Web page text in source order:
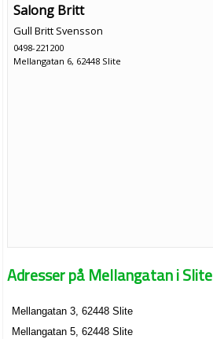
Salong Britt
Gull Britt Svensson
0498-221200
Mellangatan 6, 62448 Slite
Adresser på Mellangatan i Slite
Mellangatan 3, 62448 Slite
Mellangatan 5, 62448 Slite